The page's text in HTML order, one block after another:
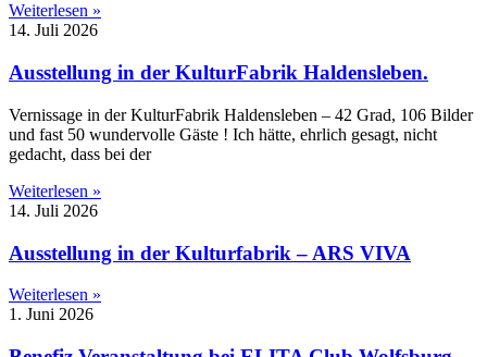
Weiterlesen »
14. Juli 2026
Ausstellung in der KulturFabrik Haldensleben.
Vernissage in der KulturFabrik Haldensleben – 42 Grad, 106 Bilder
und fast 50 wundervolle Gäste ! Ich hätte, ehrlich gesagt, nicht
gedacht, dass bei der
Weiterlesen »
14. Juli 2026
Ausstellung in der Kulturfabrik – ARS VIVA
Weiterlesen »
1. Juni 2026